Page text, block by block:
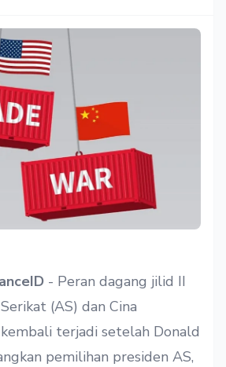
- Peran dagang jilid II
(AS) dan Cina
terjadi setelah Donald
pemilihan presiden AS,